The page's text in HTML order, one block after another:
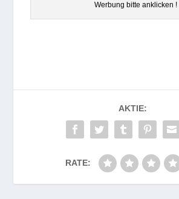
Wer­bung bitte anklicken !
AKTIE:
RATE: